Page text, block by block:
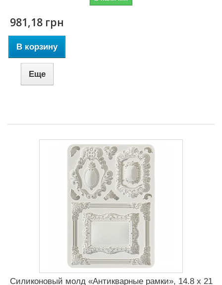
981,18 грн
В корзину
Еще
Силиконовый молд «Антикварные рамки», 14.8 x 21